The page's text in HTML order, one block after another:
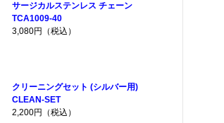
サージカルステンレス チェーン
TCA1009-40
3,080円（税込）
クリーニングセット (シルバー用)
CLEAN-SET
2,200円（税込）